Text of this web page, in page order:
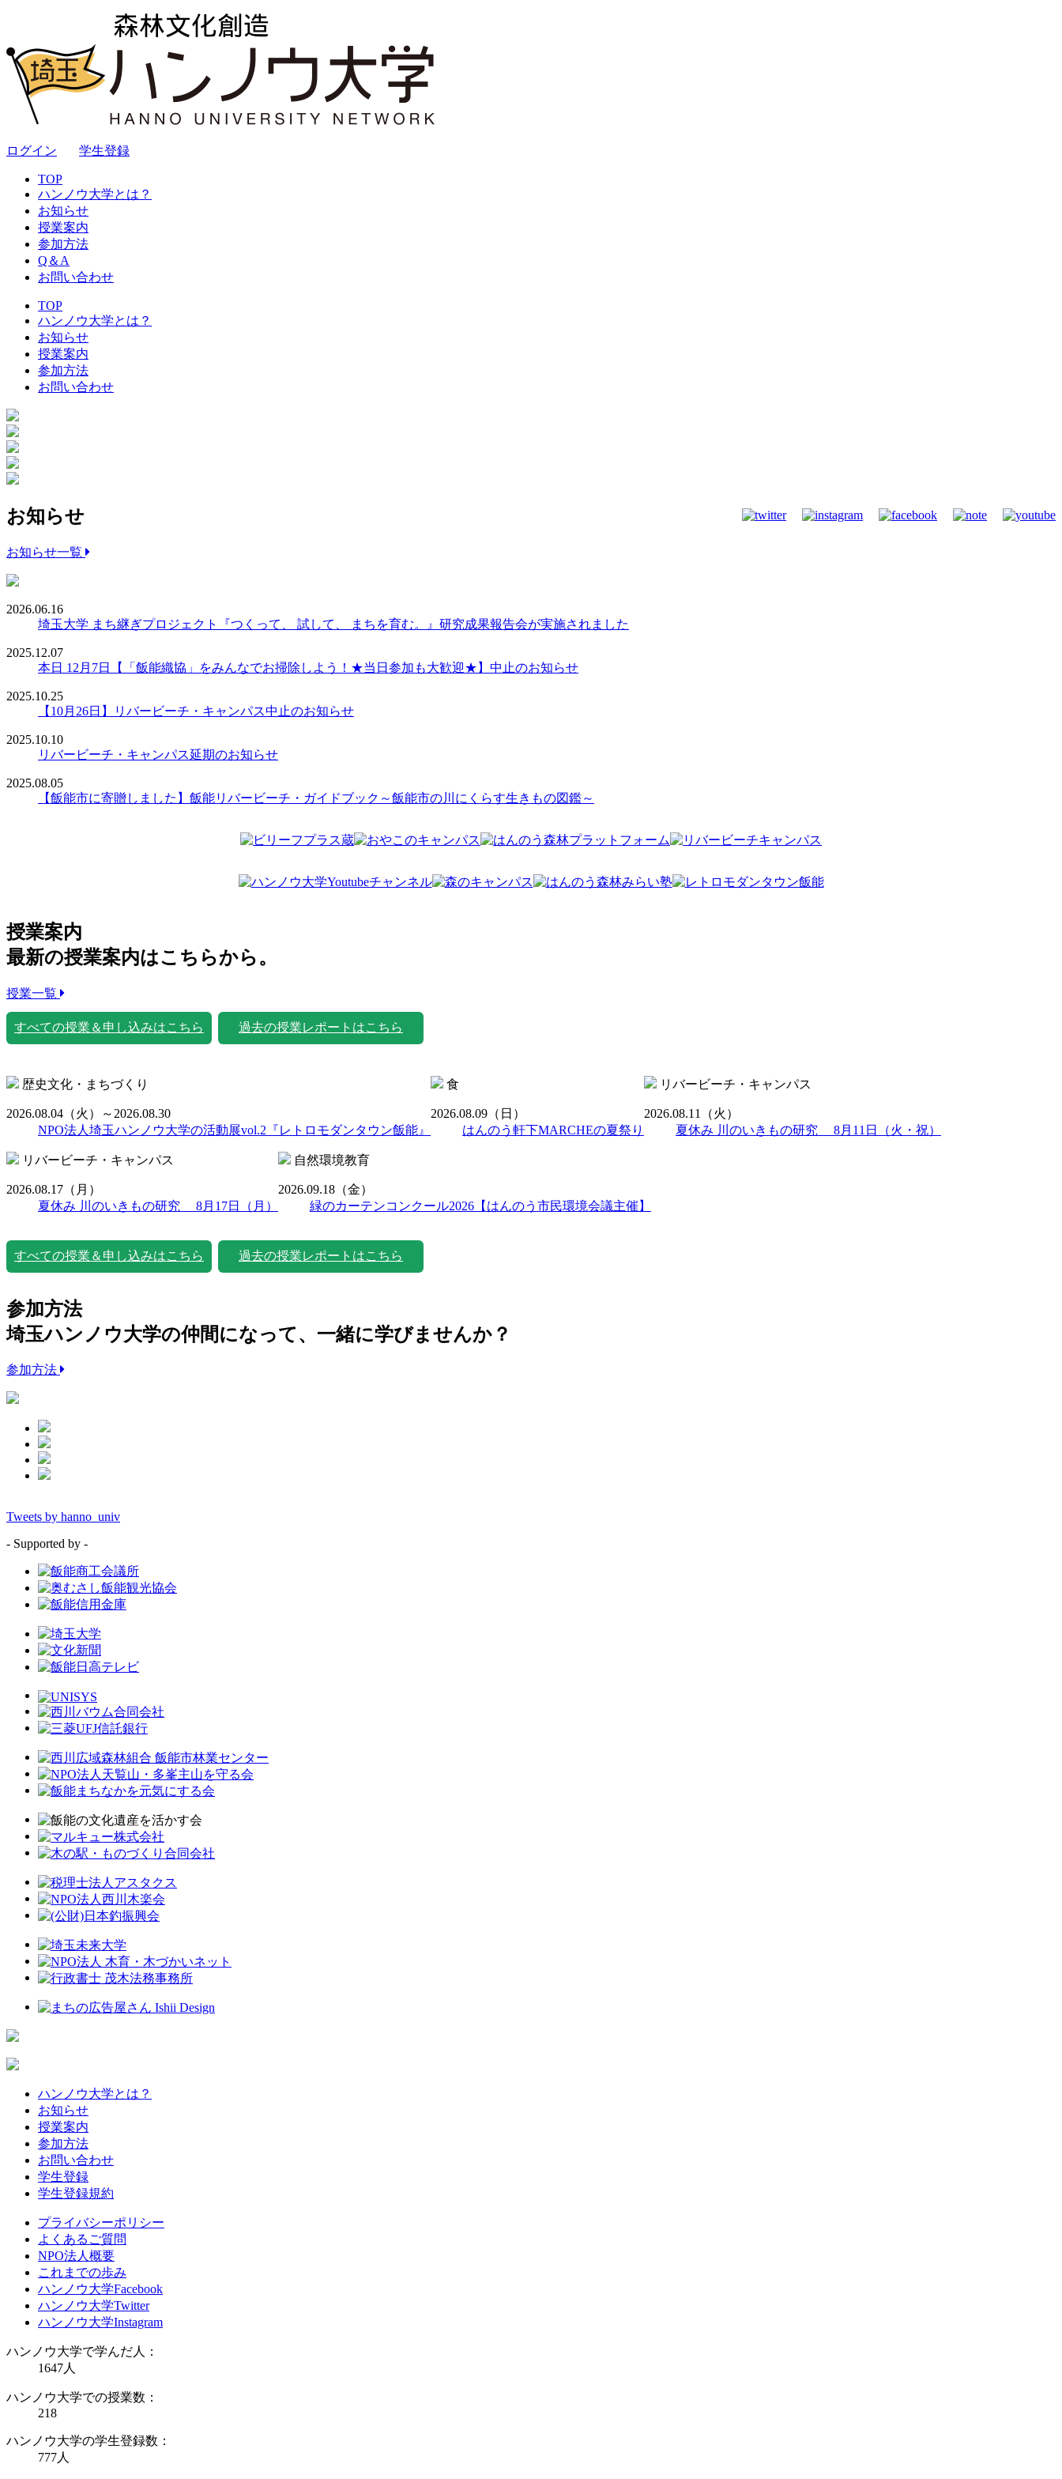
ログイン 学生登録
TOP
ハンノウ大学とは？
お知らせ
授業案内
参加方法
Q＆A
お問い合わせ
TOP
ハンノウ大学とは？
お知らせ
授業案内
参加方法
お問い合わせ
お知らせ
お知らせ一覧
2026.06.16
埼玉大学 まち継ぎプロジェクト『つくって、 試して、 まちを育む。』研究成果報告会が実施されました
2025.12.07
本日 12月7日【「飯能織協」をみんなでお掃除しよう！★当日参加も大歓迎★】中止のお知らせ
2025.10.25
【10月26日】リバービーチ・キャンパス中止のお知らせ
2025.10.10
リバービーチ・キャンパス延期のお知らせ
2025.08.05
【飯能市に寄贈しました】飯能リバービーチ・ガイドブック～飯能市の川にくらす生きもの図鑑～
授業案内
最新の授業案内はこちらから。
授業一覧
すべての授業＆申し込みはこちら 過去の授業レポートはこちら
歴史文化・まちづくり
2026.08.04 （火）
～2026.08.30
NPO法人埼玉ハンノウ大学の活動展vol.2『レトロモダンタウン飯能』
食
2026.08.09 （日）
はんのう軒下MARCHEの夏祭り
リバービーチ・キャンパス
2026.08.11
（火）
夏休み 川のいきもの研究 8月11日（火・祝）
リバービーチ・キャンパス
2026.08.17 （月）
夏休み 川のいきもの研究 8月17日（月）
自然環境教育
2026.09.18 （金）
緑のカーテンコンクール2026【はんのう市民環境会議主催】
すべての授業＆申し込みはこちら 過去の授業レポートはこちら
参加方法
埼玉ハンノウ大学の仲間になって、一緒に学びませんか？
参加方法
Tweets by hanno_univ
- Supported by -
ハンノウ大学とは？
お知らせ
授業案内
参加方法
お問い合わせ
学生登録
学生登録規約
プライバシーポリシー
よくあるご質問
NPO法人概要
これまでの歩み
ハンノウ大学Facebook
ハンノウ大学Twitter
ハンノウ大学Instagram
ハンノウ大学で学んだ人：
1647人
ハンノウ大学での授業数：
218
ハンノウ大学の学生登録数：
777人